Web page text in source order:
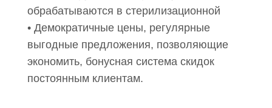
обрабатываются в стерилизационной
• Демократичные цены, регулярные
выгодные предложения, позволяющие
экономить, бонусная система скидок
постоянным клиентам.